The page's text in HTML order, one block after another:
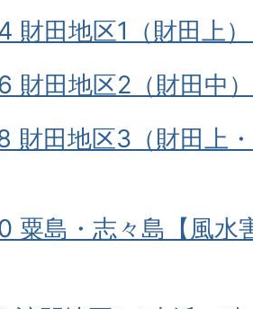
財田地区1（財田上
財田地区2（財田中
財田地区3（財田上
粟島・志々島【風水